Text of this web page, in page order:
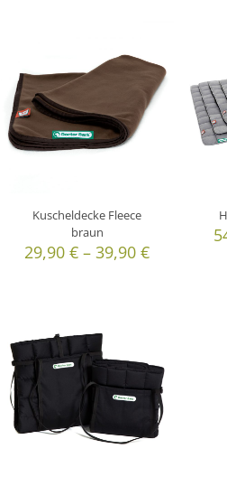
Kuscheldecke Fleece
braun
29,90€ –39,90€